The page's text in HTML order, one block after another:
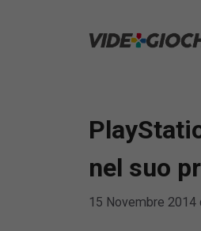
nel suo
15 Novembre 2014